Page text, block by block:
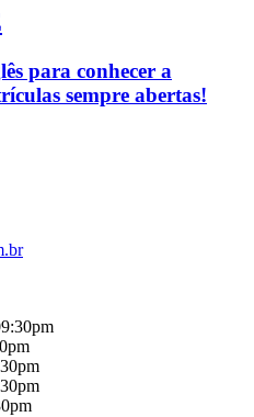
para conhecer a
sempre abertas!